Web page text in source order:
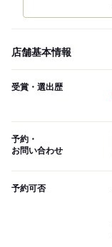
店舗基本情報
受賞・選出歴
予約・
お問い合わせ
予約可否